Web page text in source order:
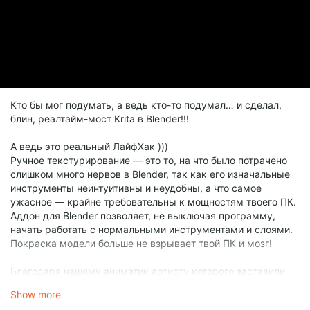
Кто бы мог подумать, а ведь кто-то подумал… и сделал,
блин, реалтайм-мост Krita в Blender!!!
А ведь это реальный ЛайфХак )))
Ручное текстурирование — это то, на что было потрачено
слишком много нервов в Blender, так как его изначальные
инструменты неинтуитивны и неудобны, а что самое
ужасное — крайне требовательны к мощностям твоего ПК.
Аддон для Blender позволяет, не выключая программу,
начать работать с нормальными инструментами и слоями.
Покраска модели больше не взрывает твой ПК и мозг!
Благодаря нашему аниматик артисту которого заставили
создавать стилизованные текстуры и юзать бесплатные
Show more